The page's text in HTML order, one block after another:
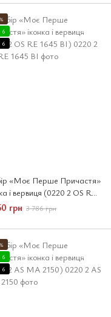
6
6
«Моє Перше Причастя»
і вервиця (0220 2 OS RE
BI)
грн 3 786 грн
6
6